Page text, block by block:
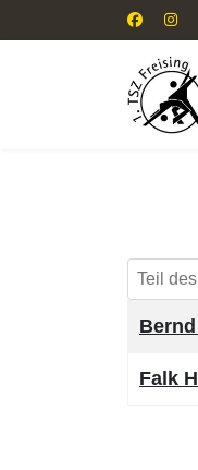
Teil
Titel
Falk